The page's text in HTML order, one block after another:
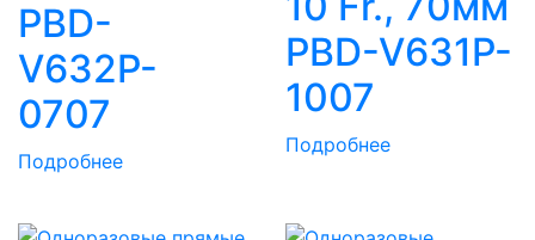
PBD-
V632P-
0707
Подробнее
PBD-V631P-
1007
Подробнее